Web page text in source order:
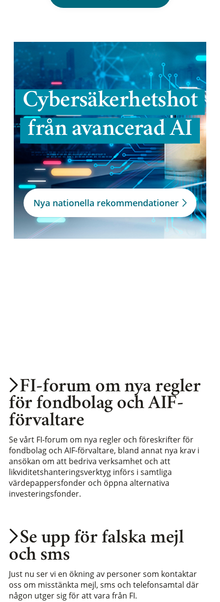
Cybersäkerhetshot
från avancerad AI
Nya nationella rekommendationer
Se upp för falska mejl
och sms
Just nu ser vi en ökning av personer som kontaktar
oss om misstänkta mejl, sms och telefonsamtal där
någon utger sig för att vara från FI.
FI-forum om nya regler
för fondbolag och AIF-
förvaltare
Se vårt FI-forum om nya regler och föreskrifter för
fondbolag och AIF-förvaltare, bland annat nya krav i
ansökan om att bedriva verksamhet och att
likviditetshanteringsverktyg införs i samtliga
värdepappersfonder och öppna alternativa
investeringsfonder.